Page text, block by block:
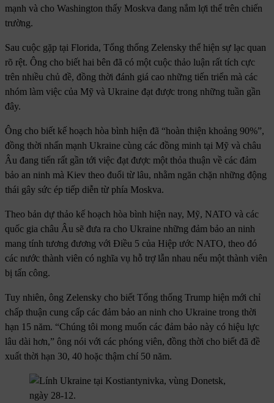
mạnh và cho Washington thấy Moskva đang nắm lợi thế trên chiến
trường.
Sau cuộc gặp tại Florida, Tổng thống Zelensky thể hiện sự lạc quan
rõ rệt. Ông cho biết hai bên đã có một cuộc thảo luận rất tích cực
trên nhiều chủ đề, đồng thời đánh giá cao những tiến triển mà các
nhóm làm việc của Mỹ và Ukraine đạt được trong những tuần gần
đây.
Ông cho biết kế hoạch hòa bình hiện đã “hoàn thiện khoảng 90%”,
đồng thời nhấn mạnh Ukraine cùng các đồng minh tại Mỹ và châu
Âu đang tiến rất gần tới việc đạt được một thỏa thuận về các đảm
bảo an ninh mà Kiev theo đuổi từ lâu, nhằm ngăn chặn những động
thái gây sức ép tiếp diễn từ phía Moskva.
Theo bản dự thảo kế hoạch hòa bình hiện nay, Mỹ, NATO và các
quốc gia châu Âu sẽ đưa ra cho Ukraine những đảm bảo an ninh
mang tính tương đương với Điều 5 của Hiệp ước NATO, theo đó
các nước thành viên có nghĩa vụ hỗ trợ lẫn nhau nếu một thành viên
bị tấn công.
Tuy nhiên, ông Zelensky cho biết Tổng thống Trump hiện mới chỉ
chấp thuận cung cấp các đảm bảo an ninh cho Ukraine trong thời
hạn 15 năm. “Chúng tôi mong muốn các đảm bảo này có hiệu lực
lâu dài hơn,” ông nói với các phóng viên, đồng thời cho biết đã đề
xuất thời hạn 30, 40 hoặc thậm chí 50 năm.